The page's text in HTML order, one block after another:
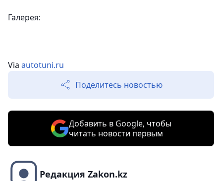
Галерея:
Via autotuni.ru
Поделитесь новостью
Добавить в Google, чтобы
читать новости первым
Редакция Zakon.kz